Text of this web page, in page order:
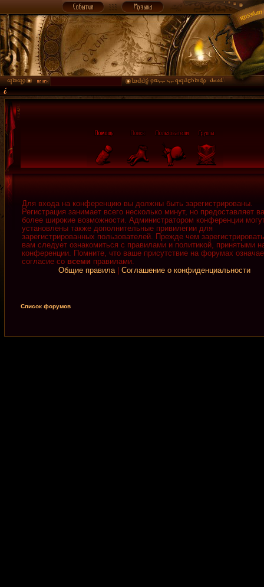
Для входа на конференцию вы должны быть зарегистрированы.
Регистрация занимает всего несколько минут, но предоставляет
более широкие возможности. Администратором конференции
установлены также дополнительные привилегии для
зарегистрированных пользователей. Прежде чем
вам следует ознакомиться с правилами и политикой, принятыми
конференции. Помните, что ваше присутствие на форумах
согласие со всеми правилами.
Общие правила| Соглашение о конфиденциальности
Список форумов